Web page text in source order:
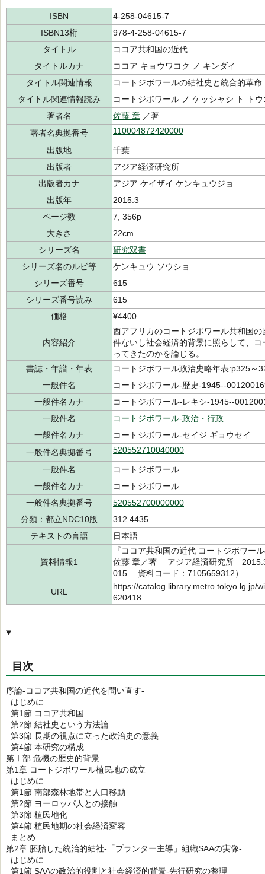
ISBN
4-258-04615-7
ISBN13桁
978-4-258-04615-7
タイトル
ココア共和国の近代
タイトルカナ
ココア キョウワコク ノ キンダイ
タイトル関連情報
コートジボワールの結社史と統合的革命
タイトル関連情報読み
コートジボワール ノ ケッシャシ ト ト
著者名
佐藤 章 ／著
著者名典拠番号
110004872420000
出版地
千葉
出版者
アジア経済研究所
出版者カナ
アジア ケイザイ ケンキュウジョ
出版年
2015.3
ページ数
7, 356p
大きさ
22cm
シリーズ名
研究双書
シリーズ名のルビ等
ケンキュウ ソウショ
シリーズ番号
615
シリーズ番号読み
615
価格
¥4400
内容紹介
西アフリカのコートジボワール共和国
件ないし社会経済的背景に照らして、
ってきたのかを論じる。
書誌・年譜・年表
コートジボワール政治史略年表:p325～
一般件名
コートジボワール-歴史-1945--
一般件名カナ
コートジボワール-レキシ-1945--
一般件名
コートジボワール-政治・行政
一般件名カナ
コートジボワール-セイジ ギョウセイ
一般件名典拠番号
520552710040000
一般件名
コートジボワール
一般件名カナ
コートジボワール
一般件名典拠番号
520552700000000
分類：都立NDC10版
312.4435
テキストの言語
日本語
資料情報1
『ココア共和国の近代 コートジボワ
佐藤 章／著 アジア経済研究所
015 資料コード：7105659312）
URL
https://catalog.library.metro.tokyo.lg.jp/
620418
目次
序論-ココア共和国の近代を問い直す-
はじめに
第1節 ココア共和国
第2節 結社史という方法論
第3節 長期の視点に立った政治史の意義
第4節 本研究の構成
第Ⅰ部 危機の歴史的背景
第1章 コートジボワール植民地の成立
はじめに
第1節 南部森林地帯と人口移動
第2節 ヨーロッパ人との接触
第3節 植民地化
第4節 植民地期の社会経済変容
まとめ
第2章 胚胎した統治的結社-「プランター主導」組織SAAの実像-
はじめに
第1節 SAAの政治的役割と社会経済的背景-先行研究の整理